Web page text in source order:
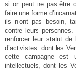
si on peut ne pas être
faire une forme
ils n’ont pas besoin,
contre leurs
renforcer leur statut de
d’activistes, dont les
cette campagne est
intellectuels, dont les